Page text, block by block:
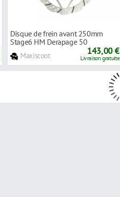
Disque de frein avant 250mm
Stage6 HM Derapage 50
Maxiscoot 143,00 €
Livraison gratuite